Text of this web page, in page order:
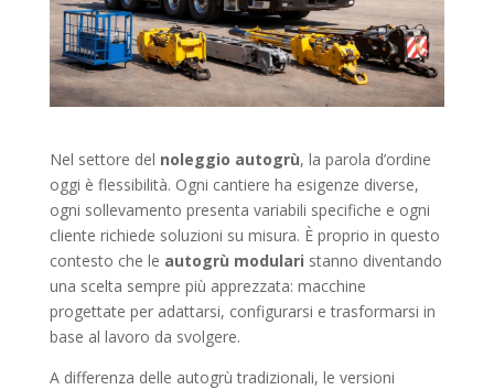
Nel settore del noleggio autogrù, la parola d’ordine
oggi è flessibilità. Ogni cantiere ha esigenze diverse,
ogni sollevamento presenta variabili specifiche e ogni
cliente richiede soluzioni su misura. È proprio in questo
contesto che le autogrù modulari stanno diventando
una scelta sempre più apprezzata: macchine
progettate per adattarsi, configurarsi e trasformarsi in
base al lavoro da svolgere.
A differenza delle autogrù tradizionali, le versioni